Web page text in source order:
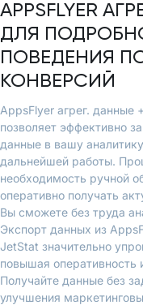
APPSFLYER
ДЛЯ
ПОВЕДЕНИЯ
КОНВЕРСИЙ
AppsFlyer агрег. данные
позволяет эффективно
данные в вашу
дальнейшей работы.
необходимость ручной
оперативно получать
Вы сможете без труда
Экспорт данных из
JetStat значительно
повышая оперативность
Получайте данные без
улучшения